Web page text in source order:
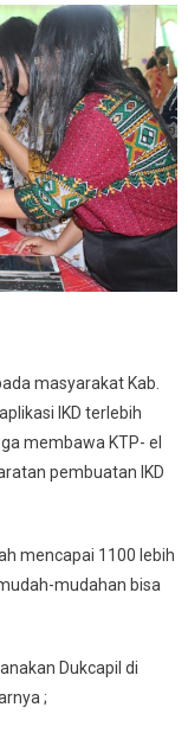
masyarakat Kab.
IKD terlebih
membawa KTP- el
pembuatan IKD
mencapai 1100 lebih
mudahan bisa
Dukcapil di
;